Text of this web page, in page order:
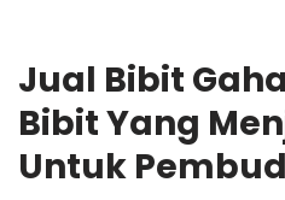
Jual Bibit
Bibit Yang
Untuk